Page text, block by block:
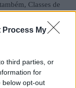
Process My
third parties, or
for
below opt-out
Classes de
lugar no Pavilhão
nos dias 22, 23 e